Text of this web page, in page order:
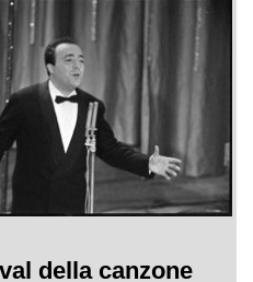
della canzone